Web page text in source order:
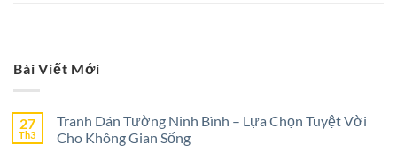
Bài Viết Mới
27
Th3
Tranh Dán Tường Ninh Bình – Lựa Chọn Tuyệt Vời
Cho Không Gian Sống